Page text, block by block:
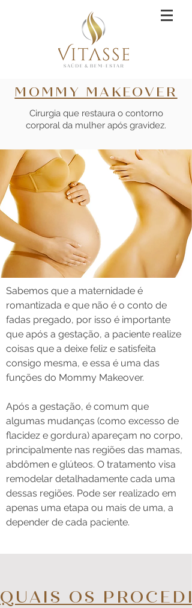
Cirurgia que restaura o contorno
corporal da mulher após gravidez.
MOMMY MAKEOVER
Sabemos que a maternidade é
romantizada e que não é o conto de
fadas pregado, por isso é importante
que após a gestação, a paciente realize
coisas que a deixe feliz e satisfeita
consigo mesma, e essa é uma das
funções do Mommy Makeover. ​
Após a gestação, é comum que
algumas mudanças (como excesso de
flacidez e gordura) apareçam no corpo,
principalmente nas regiões das mamas,
abdômen e glúteos. O tratamento visa
remodelar detalhadamente cada uma
dessas regiões. Pode ser realizado em
apenas uma etapa ou mais de uma, a
depender de cada paciente.
QUAIS OS